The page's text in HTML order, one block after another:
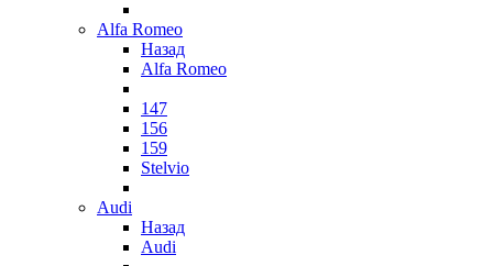
Alfa Romeo
Назад
Alfa Romeo
147
156
159
Stelvio
Audi
Назад
Audi